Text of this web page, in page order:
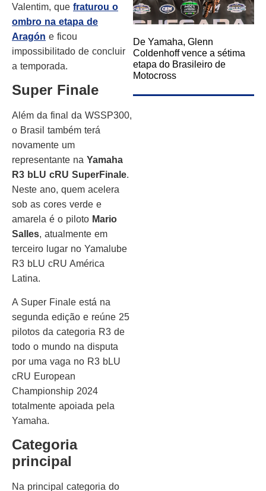
Valentim, que fraturou o
ombro na etapa de
Aragón e ficou
impossibilitado de concluir
a temporada.
Super Finale
Além da final da WSSP300,
o Brasil também terá
novamente um
representante na Yamaha
R3 bLU cRU SuperFinale.
Neste ano, quem acelera
sob as cores verde e
amarela é o piloto Mario
Salles, atualmente em
terceiro lugar no Yamalube
R3 bLU cRU América
Latina.
A Super Finale está na
segunda edição e reúne 25
pilotos da categoria R3 de
todo o mundo na disputa
por uma vaga no R3 bLU
cRU European
Championship 2024
totalmente apoiada pela
Yamaha.
Categoria
principal
Na principal categoria do
De Yamaha, Glenn
Coldenhoff vence a sétima
etapa do Brasileiro de
Motocross